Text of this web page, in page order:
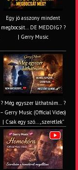
Egy jó asszony mindent
megbocsát… DE MEDDIG? ?
| Gerry Music
? Még egyszer láthatnám… ?
– Gerry Music (Official Video)
| Csak egy szó… „szeretlek”